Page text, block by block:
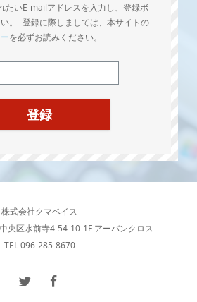
たいE-mailアドレスを入力し、登録ボ
。 登録に際しましては、本サイトの
を必ずお読みください。
株式会社クマベイス
央区水前寺4-54-10-1F アーバンクロス
TEL 096-285-8670